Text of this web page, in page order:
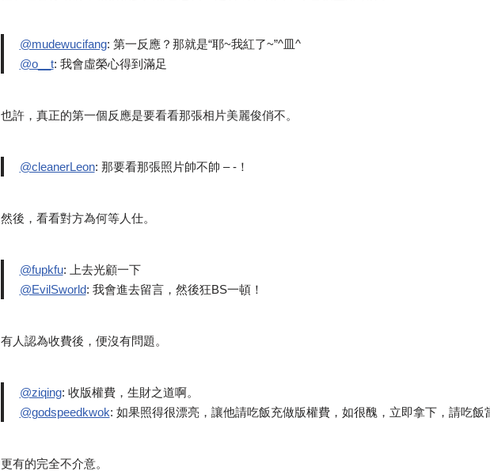
@mudewucifang: 第一反應？那就是“耶~我紅了~”^皿^
@o__t: 我會虛榮心得到滿足
也許，真正的第一個反應是要看看那張相片美麗俊俏不。
@cleanerLeon: 那要看那張照片帥不帥 – -！
然後，看看對方為何等人仕。
@fupkfu: 上去光顧一下
@EvilSworld: 我會進去留言，然後狂BS一頓！
有人認為收費後，便沒有問題。
@ziqing: 收版權費，生財之道啊。
@godspeedkwok: 如果照得很漂亮，讓他請吃飯充做版權費，如很醜，立即拿下，請吃飯
更有的完全不介意。